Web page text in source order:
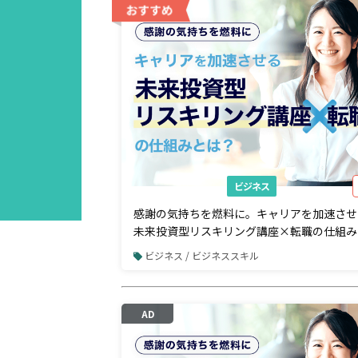
ビジネス
感謝の気持ちを燃料に。キャリアを加速さ
未来投資型リスキリング講座×転職の仕組み
ビジネス / ビジネススキル
AD